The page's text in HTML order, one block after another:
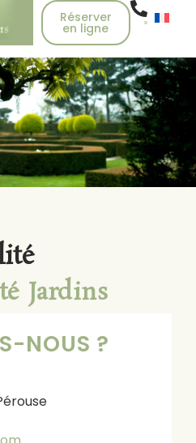
Réserver
en ligne
Jardins
NOUS ?